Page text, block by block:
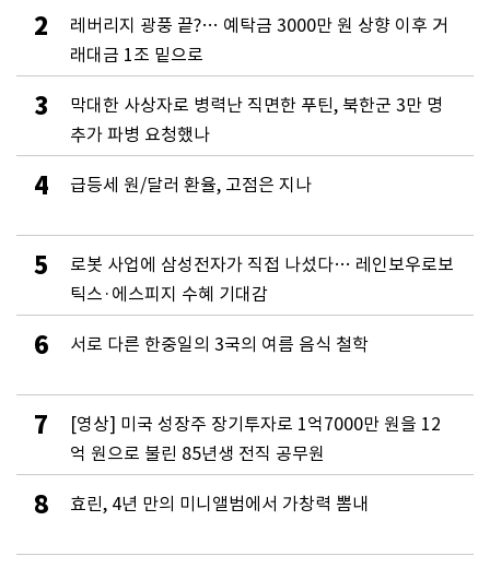
2
레버리지 광풍 끝?… 예탁금 3000만 원 상향 이후 거
래대금 1조 밑으로
3
막대한 사상자로 병력난 직면한 푸틴, 북한군 3만 명
추가 파병 요청했나
4 급등세 원/달러 환율, 고점은 지나
5
로봇 사업에 삼성전자가 직접 나섰다… 레인보우로보
틱스·에스피지 수혜 기대감
6 서로 다른 한중일의 3국의 여름 음식 철학
7
[영상] 미국 성장주 장기투자로 1억7000만 원을 12
억 원으로 불린 85년생 전직 공무원
8 효린, 4년 만의 미니앨범에서 가창력 뽐내